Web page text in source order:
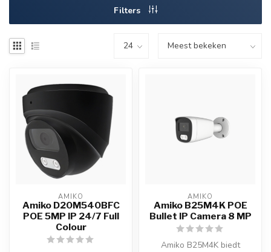
Filters
AMIKO
Amiko D20M540BFC
POE 5MP IP 24/7 Full
Colour
AMIKO
Amiko B25M4K POE
Bullet IP Camera 8 MP
Amiko B25M4K biedt